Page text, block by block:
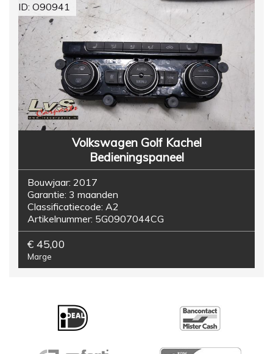
ID: O90941
Volkswagen Golf Kachel
Bedieningspaneel
Bouwjaar: 2017
Garantie: 3 maanden
Classificatiecode: A2
Artikelnummer: 5G0907044CG
€ 45,00
Marge